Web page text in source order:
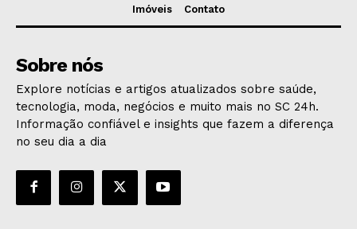
Imóveis
Contato
Sobre nós
Explore notícias e artigos atualizados sobre saúde,
tecnologia, moda, negócios e muito mais no SC 24h.
Informação confiável e insights que fazem a diferença
no seu dia a dia